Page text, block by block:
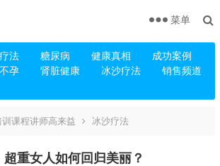
法 糖尿病 健康真相
成功案例
孕 肾脏健康 冰沙疗法
销售频道
菜单
课程讲师高来益 冰沙疗法
重女人如何回归美丽？